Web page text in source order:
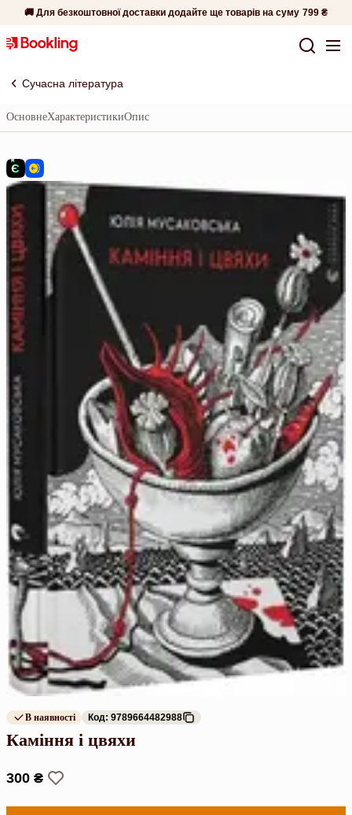
🚚 Для безкоштовної доставки додайте ще товарів на суму 799 ₴
Сучасна література
ОсновнеХарактеристикиОпис
В наявності Код: 9789664482988
Каміння і цвяхи
300 ₴